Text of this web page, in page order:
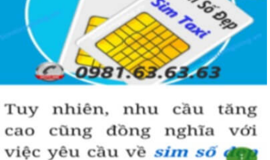
Sim Tiền Giang là đơn vị cung cấp sim số đẹp lục quý 8, sim giá rẻ
uy tín chất lượng.
Chọn mua sim số đẹp thường mất nhiều thời gian ở khoản lựa số,
một số phải vừa đẹp, vừa tốt về phong thủy thì mới là sim hoàn
hảo. Vậy phải làm sao?
- Cách nhanh nhất để chọn mua được sim lục quý 8 là bạn vào
đầu trang chủ. Đây là danh sách sim được đại lý giảm giá vì một số
lý do nên bạn có thể chọn mua được số đẹp lại có giá cực rẻ nữa.
Ngoài ra quý khách chưa ưng ý về sim luc quy 8 có cũng thể tham
khảo thêm Sim Vinaphone,Sim Gmobile, Sim Lục Quý,Sim Lục Quý